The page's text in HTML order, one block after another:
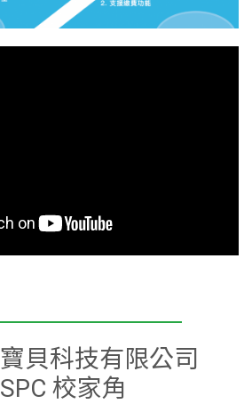
寶貝科技有限公司
SPC 校家角